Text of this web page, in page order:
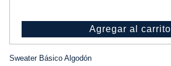
Agregar al carrito
Sweater Básico Algodón